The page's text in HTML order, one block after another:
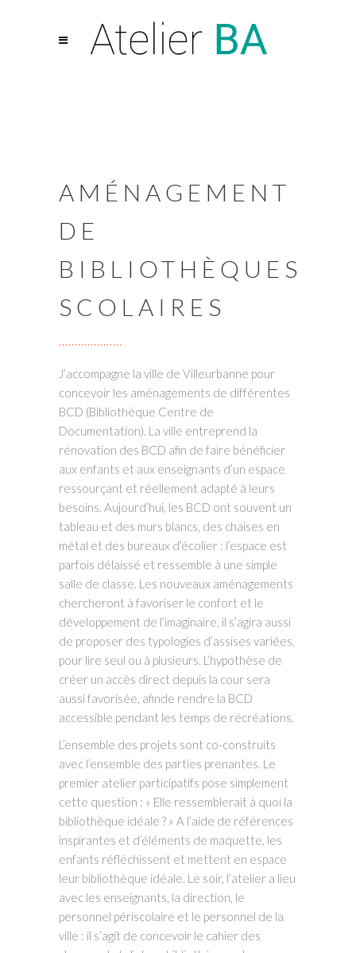
AMÉNAGEMENT
DE
BIBLIOTHÈQUES
SCOLAIRES
J’accompagne la ville de Villeurbanne pour
concevoir les aménagements de différentes
BCD (Bibliothèque Centre de
Documentation). La ville entreprend la
rénovation des BCD afin de faire bénéficier
aux enfants et aux enseignants d’un espace
ressourçant et réellement adapté à leurs
besoins. Aujourd’hui, les BCD ont souvent un
tableau et des murs blancs, des chaises en
métal et des bureaux d’écolier : l’espace est
parfois délaissé et ressemble à une simple
salle de classe. Les nouveaux aménagements
chercheront à favoriser le confort et le
développement de l’imaginaire, il s’agira aussi
de proposer des typologies d’assises variées,
pour lire seul ou à plusieurs. L’hypothèse de
créer un accès direct depuis la cour sera
aussi favorisée, afinde rendre la BCD
accessible pendant les temps de récréations.
L’ensemble des projets sont co-construits
avec l’ensemble des parties prenantes. Le
premier atelier participatifs pose simplement
cette question : « Elle ressemblerait à quoi la
bibliothèque idéale ? » A l’aide de références
inspirantes et d’éléments de maquette, les
enfants réfléchissent et mettent en espace
leur bibliothèque idéale. Le soir, l’atelier a lieu
avec les enseignants, la direction, le
personnel périscolaire et le personnel de la
ville : il s’agit de concevoir le cahier des